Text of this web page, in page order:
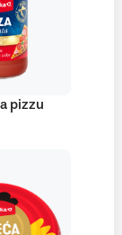
pizzu